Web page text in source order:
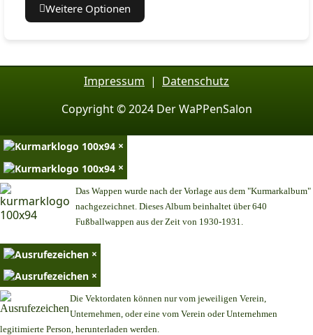
Weitere Optionen
Impressum | Datenschutz
Copyright © 2024 Der WaPPenSalon
×
×
Das Wappen wurde nach der Vorlage aus dem "Kurmarkalbum"
nachgezeichnet. Dieses Album beinhaltet über 640
Fußballwappen aus der Zeit von 1930-1931.
×
×
Die Vektordaten können nur vom jeweiligen Verein,
Unternehmen, oder eine vom Verein oder Unternehmen
legitimierte Person, herunterladen werden.